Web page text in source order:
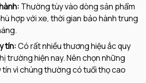
Thường tùy vào dòng sản phẩm
hợp với xe, thời gian bảo hành trung
tín:Có rất nhiều thương hiệu ắc quy
trường hiện nay. Nên chọn những
tín vì chúng thường có tuổi thọ cao